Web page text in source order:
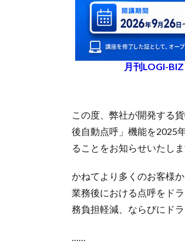
月刊LOGI-
この度、弊社が開発する
後自動点呼」機能を2025
ることをお知らせいたしま
かねてより多くのお客様
業務後における点呼をド
務負担軽減、ならびにド
……